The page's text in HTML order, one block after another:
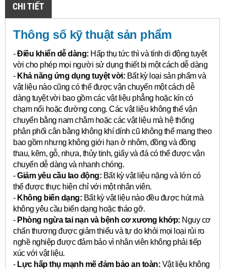
CHI TIẾT
Thông số kỹ thuật sản phẩm
-Điều khiển dễ dàng: Hấp thụ tức thì và tính di động tuyệt
vời cho phép mọi người sử dụng thiết bị một cách dễ dàng
- Khả năng ứng dụng tuyệt vời: Bất kỳ loại sản phẩm và
vật liệu nào cũng có thể được vận chuyển một cách dễ
dàng tuyệt vời bao gồm các vật liệu phẳng hoặc kín có
chạm nổi hoặc đường cong. Các vật liệu không thể vận
chuyển bằng nam châm hoặc các vật liệu mà hệ thống
phân phối cân bằng không khí dính cũ không thể mang theo
bao gồm nhưng không giới hạn ở nhôm, đồng và đồng
thau, kẽm, gỗ, nhựa, thủy tinh, giấy và đá có thể được vận
chuyển dễ dàng và nhanh chóng.
-Giảm yêu cầu lao động: Bất kỳ vật liệu nặng và lớn có
thể được thực hiện chỉ với một nhân viên.
- Không biến dạng: Bất kỳ vật liệu nào đều được hút mà
không yêu cầu biến dạng hoặc tháo gỡ.
- Phòng ngừa tai nạn và bệnh cơ xương khớp: Nguy cơ
chấn thương được giảm thiểu và tự do khỏi mọi loại rủi ro
nghề nghiệp được đảm bảo vì nhân viên không phải tiếp
xúc với vật liệu.
- Lực hấp thụ mạnh mẽ đảm bảo an toàn: Vật liệu không